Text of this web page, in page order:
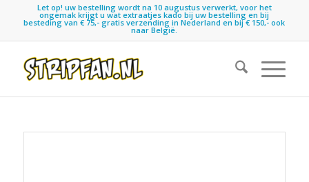
Let op! uw bestelling wordt na 10 augustus verwerkt, voor het
ongemak krijgt u wat extraatjes kado bij uw bestelling en bij
besteding van € 75,- gratis verzending in Nederland en bij € 150,- ook
naar België.